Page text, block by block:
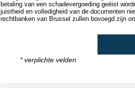
betaling van een schadevergoeding geëist
juistheid en volledigheid van de documenten
rechtbanken van Brussel zullen bovoegd zijn
* verplichte velden